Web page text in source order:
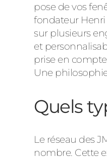
pose de vos
fondateur Henri
sur plusieurs
et
prise en
Une
Quels
Le réseau des
nombre. Cette